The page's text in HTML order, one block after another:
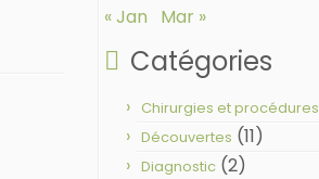
« Jan Mar »
Catégories
Chirurgies et procédures
Découvertes (11)
Diagnostic (2)